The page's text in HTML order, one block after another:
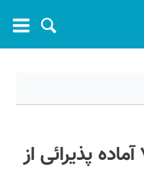
۱۴۳مرکز اسکان در منطقه ۷ آماده پذیرائی از